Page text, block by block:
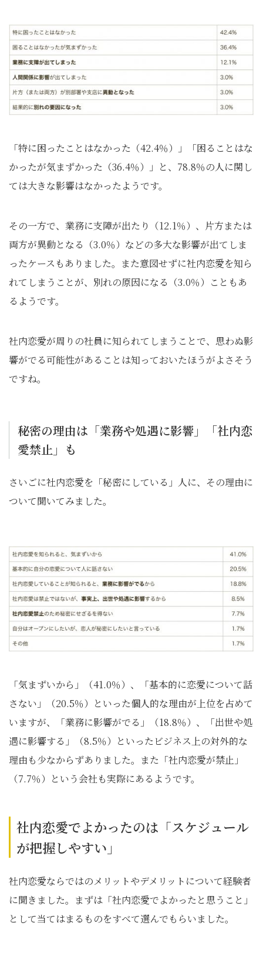
「特に困ったことはなかった（42.4％）」「困ることはな
かったが気まずかった（36.4％）」と、78.8％の人に関し
ては大きな影響はなかったようです。
その一方で、業務に支障が出たり（12.1％）、片方または
両方が異動となる（3.0％）などの多大な影響が出てしま
ったケースもありました。また意図せずに社内恋愛を知ら
れてしまうことが、別れの原因になる（3.0％）こともあ
るようです。
社内恋愛が周りの社員に知られてしまうことで、思わぬ影
響がでる可能性があることは知っておいたほうがよさそう
ですね。
秘密の理由は「業務や処遇に影響」「社内恋
愛禁止」も
さいごに社内恋愛を「秘密にしている」人に、その理由に
ついて聞いてみました。
「気まずいから」（41.0％）、「基本的に恋愛について話
さない」（20.5％）といった個人的な理由が上位を占めて
いますが、「業務に影響がでる」（18.8％）、「出世や処
遇に影響する」（8.5％）といったビジネス上の対外的な
理由も少なからずありました。また「社内恋愛が禁止」
（7.7％）という会社も実際にあるようです。
社内恋愛でよかったのは「スケジュール
が把握しやすい」
社内恋愛ならではのメリットやデメリットについて経験者
に聞きました。まずは「社内恋愛でよかったと思うこと」
として当てはまるものをすべて選んでもらいました。